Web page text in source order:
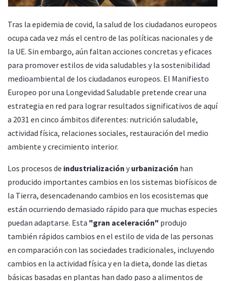
Tras la epidemia de covid, la salud de los ciudadanos europeos
ocupa cada vez más el centro de las políticas nacionales y de
la UE. Sin embargo, aún faltan acciones concretas y eficaces
para promover estilos de vida saludables y la sostenibilidad
medioambiental de los ciudadanos europeos. El Manifiesto
Europeo por una Longevidad Saludable pretende crear una
estrategia en red para lograr resultados significativos de aquí
a 2031 en cinco ámbitos diferentes: nutrición saludable,
actividad física, relaciones sociales, restauración del medio
ambiente y crecimiento interior.
Los procesos de industrialización yurbanización han
producido importantes cambios en los sistemas biofísicos de
la Tierra, desencadenando cambios en los ecosistemas que
están ocurriendo demasiado rápido para que muchas especies
puedan adaptarse. Esta "gran aceleración" produjo
también rápidos cambios en el estilo de vida de las personas
en comparación con las sociedades tradicionales, incluyendo
cambios en la actividad física y en la dieta, donde las dietas
básicas basadas en plantas han dado paso a alimentos de